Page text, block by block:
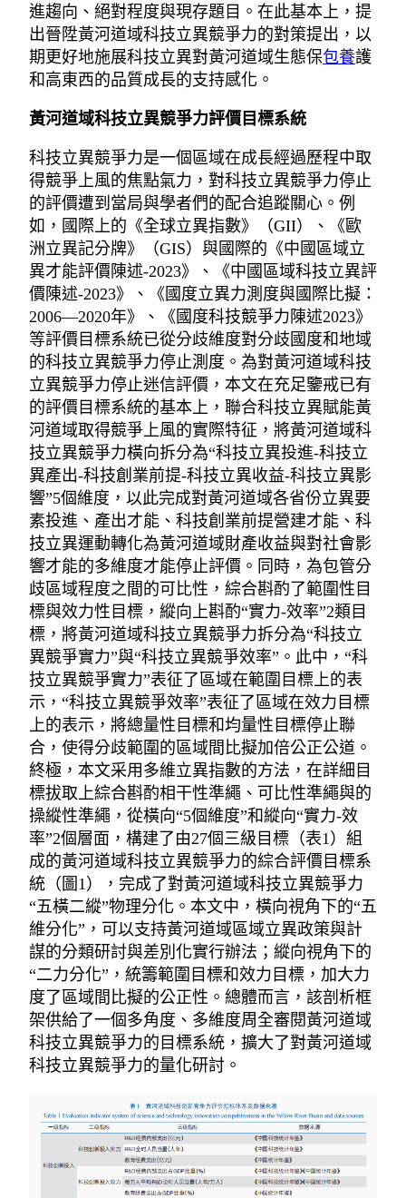
進趨向、絕對程度與現存題目。在此基本上，提
出晉陞黃河道域科技立異競爭力的對策提出，以
期更好地施展科技立異對黃河道域生態保包養護
和高東西的品質成長的支持感化。
黃河道域科技立異競爭力評價目標系統
科技立異競爭力是一個區域在成長經過歷程中取
得競爭上風的焦點氣力，對科技立異競爭力停止
的評價遭到當局與學者們的配合追蹤關心。例
如，國際上的《全球立異指數》（GII）、《歐
洲立異記分牌》（GIS）與國際的《中國區域立
異才能評價陳述-2023》、《中國區域科技立異評
價陳述-2023》、《國度立異力測度與國際比擬：
2006—2020年》、《國度科技競爭力陳述2023》
等評價目標系統已從分歧維度對分歧國度和地域
的科技立異競爭力停止測度。為對黃河道域科技
立異競爭力停止迷信評價，本文在充足鑒戒已有
的評價目標系統的基本上，聯合科技立異賦能黃
河道域取得競爭上風的實際特征，將黃河道域科
技立異競爭力橫向拆分為“科技立異投進-科技立
異產出-科技創業前提-科技立異收益-科技立異影
響”5個維度，以此完成對黃河道域各省份立異要
素投進、產出才能、科技創業前提營建才能、科
技立異運動轉化為黃河道域財產收益與對社會影
響才能的多維度才能停止評價。同時，為包管分
歧區域程度之間的可比性，綜合斟酌了範圍性目
標與效力性目標，縱向上斟酌“實力-效率”2類目
標，將黃河道域科技立異競爭力拆分為“科技立
異競爭實力”與“科技立異競爭效率”。此中，“科
技立異競爭實力”表征了區域在範圍目標上的表
示，“科技立異競爭效率”表征了區域在效力目標
上的表示，將總量性目標和均量性目標停止聯
合，使得分歧範圍的區域間比擬加倍公正公道。
終極，本文采用多維立異指數的方法，在詳細目
標拔取上綜合斟酌相干性準繩、可比性準繩與的
操縱性準繩，從橫向“5個維度”和縱向“實力-效
率”2個層面，構建了由27個三級目標（表1）組
成的黃河道域科技立異競爭力的綜合評價目標系
統（圖1），完成了對黃河道域科技立異競爭力
“五橫二縱”物理分化。本文中，橫向視角下的“五
維分化”，可以支持黃河道域區域立異政策與計
謀的分類研討與差別化實行辦法；縱向視角下的
“二力分化”，統籌範圍目標和效力目標，加大力
度了區域間比擬的公正性。總體而言，該剖析框
架供給了一個多角度、多維度周全審閱黃河道域
科技立異競爭力的目標系統，擴大了對黃河道域
科技立異競爭力的量化研討。